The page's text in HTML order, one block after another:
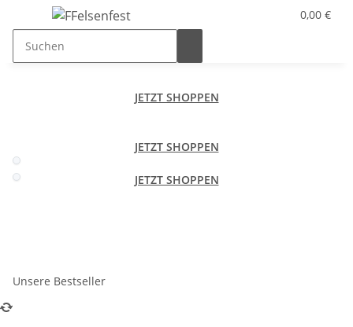
0,00 €
JETZT SHOPPEN
JETZT SHOPPEN
JETZT SHOPPEN
Unsere Bestseller